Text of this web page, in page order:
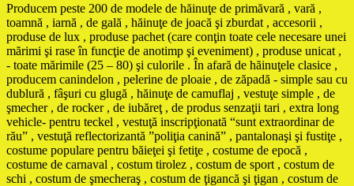
Producem peste 200 de modele de hăinuţe de primăvară , vară ,
toamnă , iarnă , de gală , hăinuţe de joacă şi zburdat , accesorii ,
produse de lux , produse pachet (care conţin toate cele necesare unei
mărimi şi rase în funcţie de anotimp şi eveniment) , produse unicat ,
- toate mărimile (25 – 80) şi culorile . În afară de hăinuţele clasice ,
producem canindelon , pelerine de ploaie , de zăpadă - simple sau cu
dublură , fâşuri cu glugă , hăinuţe de camuflaj , vestuţe simple , de
şmecher , de rocker , de iubăreţ , de produs senzaţii tari , extra long
vehicle- pentru teckel , vestuţă inscripţionată “sunt extraordinar de
rău” , vestuţă reflectorizantă ”poliţia canină” , pantalonaşi şi fustiţe ,
costume populare pentru băieţei şi fetiţe , costume de epocă ,
costume de carnaval , costum tirolez , costum de sport , costum de
schi , costum de şmecheraş , costum de ţigancă şi ţigan , costum de